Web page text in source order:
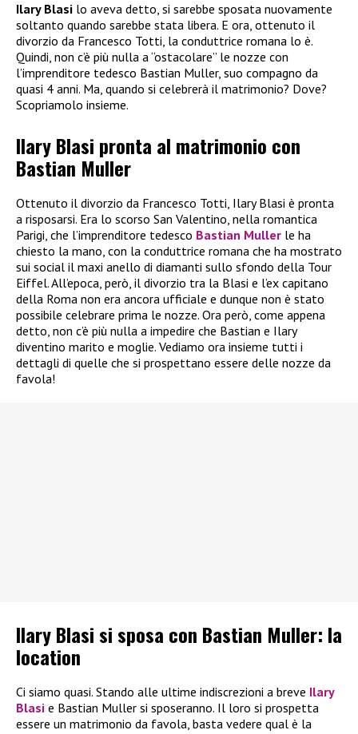
Ilary Blasi lo aveva detto, si sarebbe sposata nuovamente
soltanto quando sarebbe stata libera. E ora, ottenuto il
divorzio da Francesco Totti, la conduttrice romana lo è.
Quindi, non c’è più nulla a “ostacolare” le nozze con
l’imprenditore tedesco Bastian Muller, suo compagno da
quasi 4 anni. Ma, quando si celebrerà il matrimonio? Dove?
Scopriamolo insieme.
Ilary Blasi pronta al matrimonio con
Bastian Muller
Ottenuto il divorzio da Francesco Totti, Ilary Blasi è pronta
a risposarsi. Era lo scorso San Valentino, nella romantica
Parigi, che l’imprenditore tedesco Bastian Muller le ha
chiesto la mano, con la conduttrice romana che ha mostrato
sui social il maxi anello di diamanti sullo sfondo della Tour
Eiffel. All’epoca, però, il divorzio tra la Blasi e l’ex capitano
della Roma non era ancora ufficiale e dunque non è stato
possibile celebrare prima le nozze. Ora però, come appena
detto, non c’è più nulla a impedire che Bastian e Ilary
diventino marito e moglie. Vediamo ora insieme tutti i
dettagli di quelle che si prospettano essere delle nozze da
favola!
Ilary Blasi si sposa con Bastian Muller: la
location
Ci siamo quasi. Stando alle ultime indiscrezioni a breve Ilary
Blasi e Bastian Muller si sposeranno. Il loro si prospetta
essere un matrimonio da favola, basta vedere qual è la